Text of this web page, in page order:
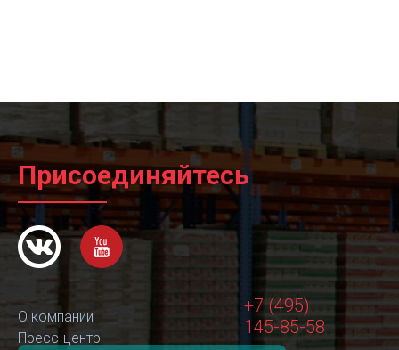
Присоединяйтесь
О компании
Пресс-центр
+7 (495)
145-85-58